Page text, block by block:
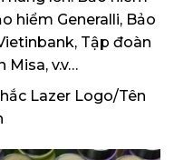
hiểm Generalli, Bảo
Tập đoàn
Misa, v.v…
Lazer Logo/Tên